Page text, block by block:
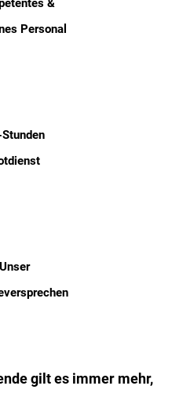
&
Personal
Unser
gilt es immer mehr,